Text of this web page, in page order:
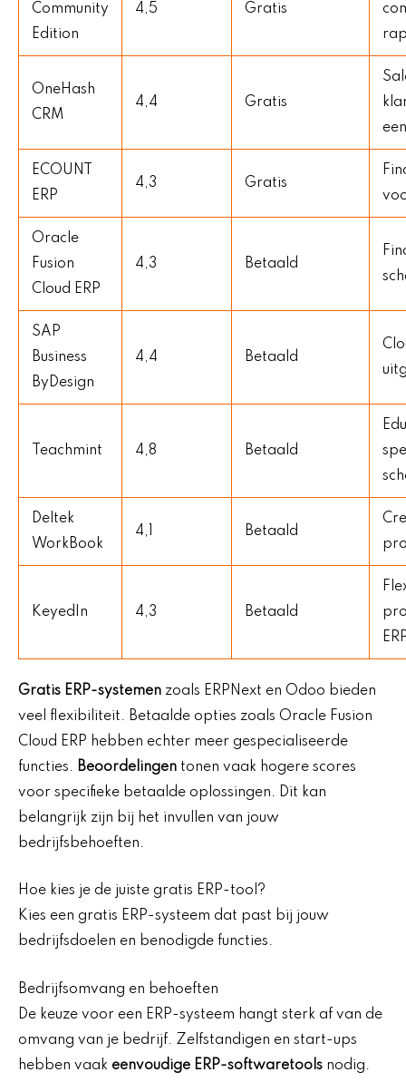
Community
Edition
4,5 Gratis
OneHash
CRM
4,4 Gratis
ECOUNT
ERP
4,3 Gratis
Oracle
Fusion
Cloud ERP
4,3 Betaald
SAP
Business
ByDesign
4,4 Betaald
Teachmint 4,8 Betaald
Deltek
WorkBook
4,1 Betaald
KeyedIn 4,3 Betaald
Gratis ERP-systemen zoals ERPNext en Odoo bieden
veel flexibiliteit. Betaalde opties zoals Oracle Fusion
Cloud ERP hebben echter meer gespecialiseerde
functies. Beoordelingen tonen vaak hogere scores
voor specifieke betaalde oplossingen. Dit kan
belangrijk zijn bij het invullen van jouw
bedrijfsbehoeften.
Hoe kies je de juiste gratis ERP-tool?
Kies een gratis ERP-systeem dat past bij jouw
bedrijfsdoelen en benodigde functies.
Bedrijfsomvang en behoeften
De keuze voor een ERP-systeem hangt sterk af van de
omvang van je bedrijf. Zelfstandigen en start-ups
hebben vaak eenvoudige ERP-softwaretools nodig.